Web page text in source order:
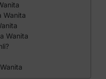
Wanita
Wanita